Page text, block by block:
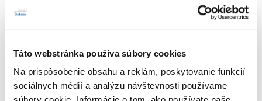
Táto webstránka používa súbory cookies
Na prispôsobenie obsahu a reklám, poskytovanie funkcií
sociálnych médií a analýzu návštevnosti používame